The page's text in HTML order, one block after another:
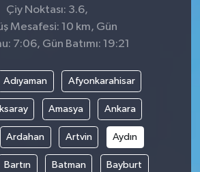
Çiy Noktası: 3.6,
Mesafesi: 10 km, Gün
7:06, Gün Batımı: 19:21
Adıyaman Afyonkarahisar
Amasya Ankara
Ardahan Artvin Aydın
Bartın Batman Bayburt